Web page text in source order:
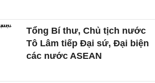
Tổng Bí thư, Chủ tịch nước
Tô Lâm tiếp Đại sứ, Đại biện
các nước ASEAN